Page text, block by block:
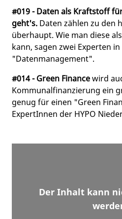
#019 - Daten als Kraftstoff
geht's. Daten zählen zu den
überhaupt. Wie man diese
kann, sagen zwei Experten in
"Datenmanagement".
#014 - Green Financewird
Kommunalfinanzierung ein
genug für einen "Green
ExpertInnen der HYPO
Der Inhalt kann